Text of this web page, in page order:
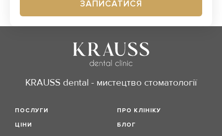
KRAUSS dental - мистецтво стоматології
ПОСЛУГИ
ЦІНИ
ПРО КЛІНІКУ
БЛОГ